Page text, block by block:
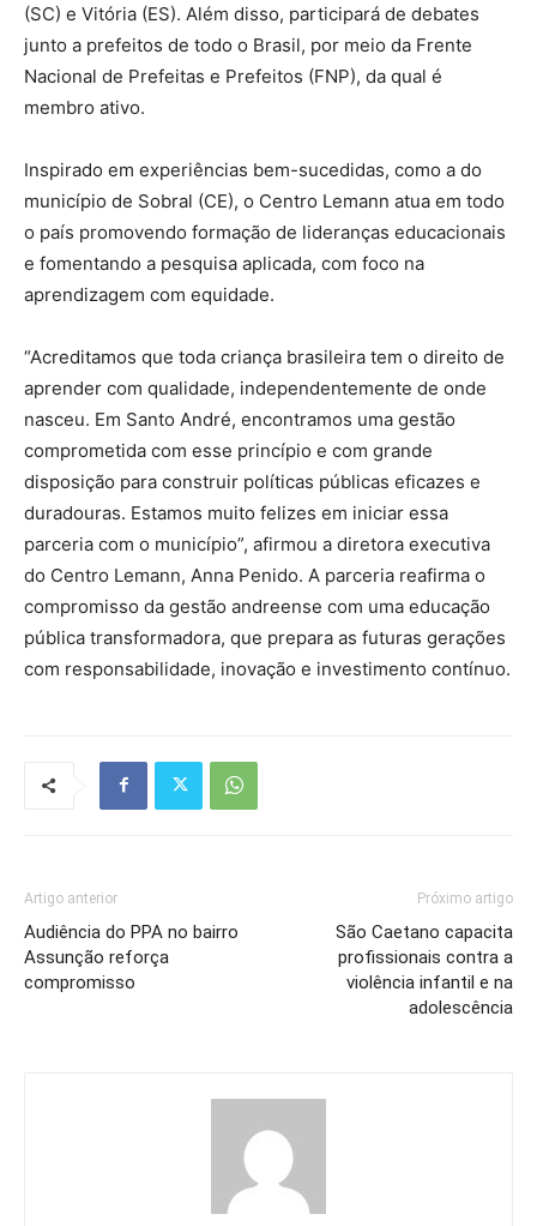
(SC) e Vitória (ES). Além disso, participará de debates
junto a prefeitos de todo o Brasil, por meio da Frente
Nacional de Prefeitas e Prefeitos (FNP), da qual é
membro ativo.
Inspirado em experiências bem-sucedidas, como a do
município de Sobral (CE), o Centro Lemann atua em todo
o país promovendo formação de lideranças educacionais
e fomentando a pesquisa aplicada, com foco na
aprendizagem com equidade.
“Acreditamos que toda criança brasileira tem o direito de
aprender com qualidade, independentemente de onde
nasceu. Em Santo André, encontramos uma gestão
comprometida com esse princípio e com grande
disposição para construir políticas públicas eficazes e
duradouras. Estamos muito felizes em iniciar essa
parceria com o município”, afirmou a diretora executiva
do Centro Lemann, Anna Penido. A parceria reafirma o
compromisso da gestão andreense com uma educação
pública transformadora, que prepara as futuras gerações
com responsabilidade, inovação e investimento contínuo.
Artigo anterior
Audiência do PPA no bairro
Assunção reforça
compromisso
Próximo artigo
São Caetano capacita
profissionais contra a
violência infantil e na
adolescência